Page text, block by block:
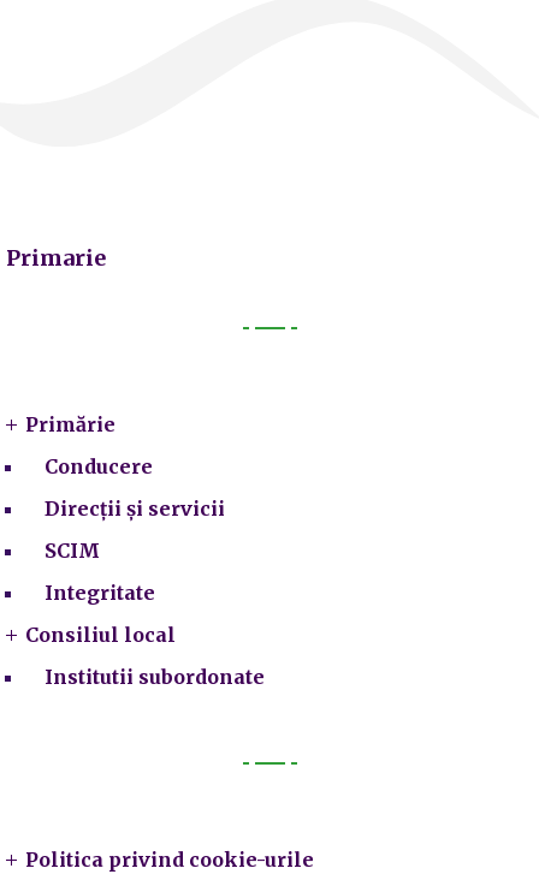
Primarie
Primărie
Conducere
Direcții și servicii
SCIM
Integritate
Consiliul local
Institutii subordonate
Politica privind cookie-urile